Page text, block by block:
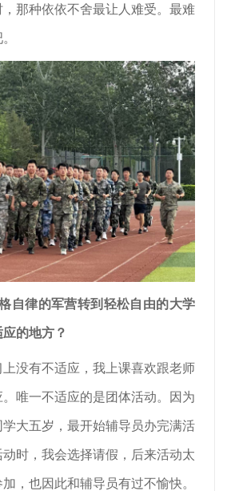
那种依依不舍最让人难受。最难
自律的军营转到轻松自由的大学
的地方？
上没有不适应，我上课喜欢跟老师
唯一不适应的是团体活动。因为
大五岁，最开始辅导员办完满活
时，我会选择请假，后来活动太
，也因此和辅导员有过不愉快。